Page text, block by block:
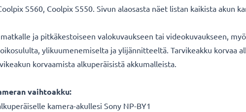
S560, Coolpix S550. Sivun alaosasta näet listan kaikista akun
ja pitkäkestoiseen valokuvaukseen tai videokuvaukseen,
ylikuumenemiselta ja ylijännitteeltä. Tarvikeakku korvaa
korvaamista alkuperäisistä akkumalleista.
vaihtoakku:
kamera-akullesi Sony NP-BY1